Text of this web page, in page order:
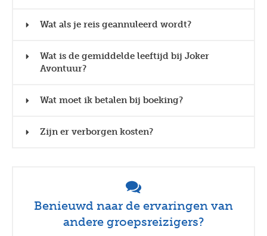
Wat als je reis geannuleerd wordt?
Wat is de gemiddelde leeftijd bij Joker
Avontuur?
Wat moet ik betalen bij boeking?
Zijn er verborgen kosten?
Benieuwd naar de ervaringen van
andere groepsreizigers?